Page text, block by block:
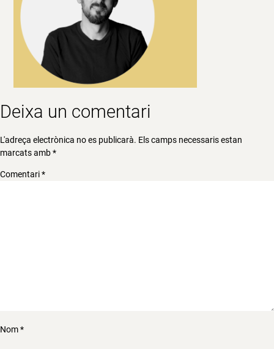
Deixa un comentari
L'adreça electrònica no es publicarà. Els camps necessaris estan
marcats amb*
Comentari*
Nom*